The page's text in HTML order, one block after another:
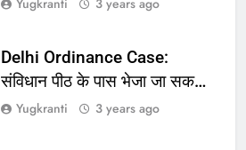
Delhi Ordinance Case:
संविधान पीठ के पास भेजा जा सकता
है अध्यादेश का मामला
Yugkranti 3 years ago